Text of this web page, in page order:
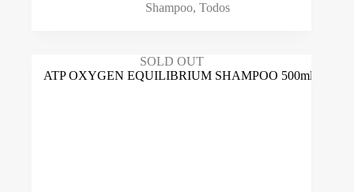
Shampoo, Todos
SOLD OUT